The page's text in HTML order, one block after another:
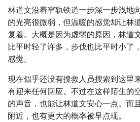
林道文沿着窄轨铁道一步深一步浅地
的光亮很微弱，但温暖的感觉却让林
复着。大概是因为虚弱的原因，林道
比平时轻了许多，步伐也比平时小了
感觉。
现在似乎还没有搜救人员搜索到这里
有迎来任何回应。不过在这样陌生的
的声音，也能让林道文安心一点。而
附近，也有更大的概率被早点现。